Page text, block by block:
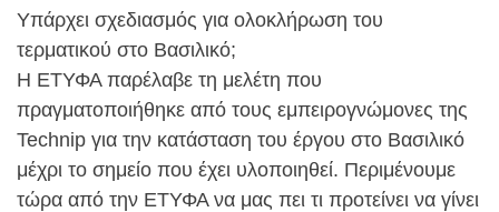
Υπάρχει σχεδιασμός για ολοκλήρωση του
τερματικού στο Βασιλικό;
Η ΕΤΥΦΑ παρέλαβε τη μελέτη που
πραγματοποιήθηκε από τους εμπειρογνώμονες της
Technip για την κατάσταση του έργου στο Βασιλικό
μέχρι το σημείο που έχει υλοποιηθεί. Περιμένουμε
τώρα από την ΕΤΥΦΑ να μας πει τι προτείνει να γίνει